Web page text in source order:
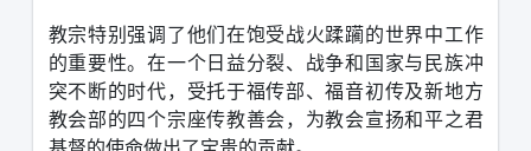
教宗特别强调了他们在饱受战火蹂躏的世界中工作
的重要性。在一个日益分裂、战争和国家与民族冲
突不断的时代，受托于福传部、福音初传及新地方
教会部的四个宗座传教善会，为教会宣扬和平之君